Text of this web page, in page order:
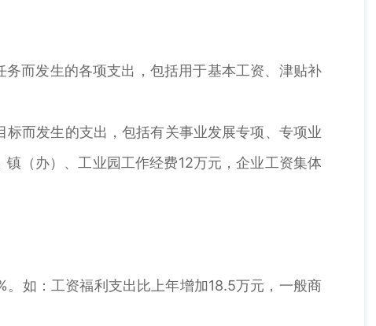
而发生的各项支出，包括用于基本工资、津贴补
而发生的支出，包括有关事业发展专项、专项业
（办）、工业园工作经费12万元，企业工资集体
如：工资福利支出比上年增加18.5万元，一般商